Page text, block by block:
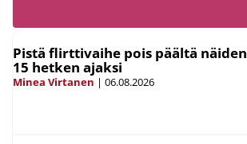
Pistä flirttivaihe pois päältä näiden
15 hetken ajaksi
Minea Virtanen | 06.08.2026